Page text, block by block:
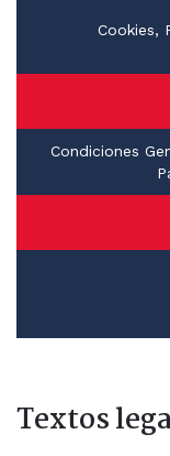
Cookies,
Condiciones
Textos